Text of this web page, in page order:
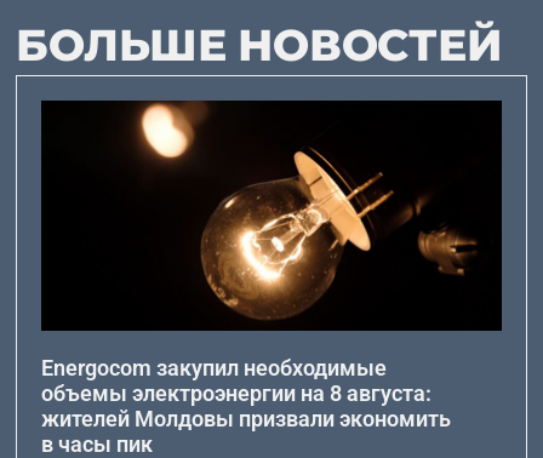
БОЛЬШЕ НОВОСТЕЙ
Energocom закупил необходимые
объемы электроэнергии на 8 августа:
жителей Молдовы призвали экономить
в часы пик